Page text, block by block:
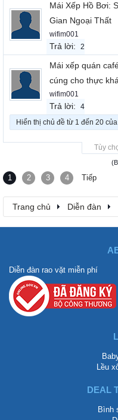
Mái Xếp Hồ Bơi:
Gian Ngoại Thất
wifim001
Trả lời: 2
Mái xếp quán
cúng cho thực
wifim001
Trả lời: 4
Hiển thị chủ đề từ 1 đến 20
Tùy
1 2 3 4 Tiếp
Trang chủ Diễn đàn
Diễn đàn rao vặt miễn phí
Lều
DEAL
Bình